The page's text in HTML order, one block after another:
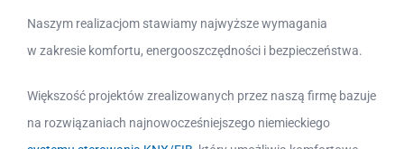
Naszym realizacjom stawiamy najwyższe wymagania
w zakresie komfortu, energooszczędności i bezpieczeństwa.
Większość projektów zrealizowanych przez naszą firmę bazuje
na rozwiązaniach najnowocześniejszego niemieckiego